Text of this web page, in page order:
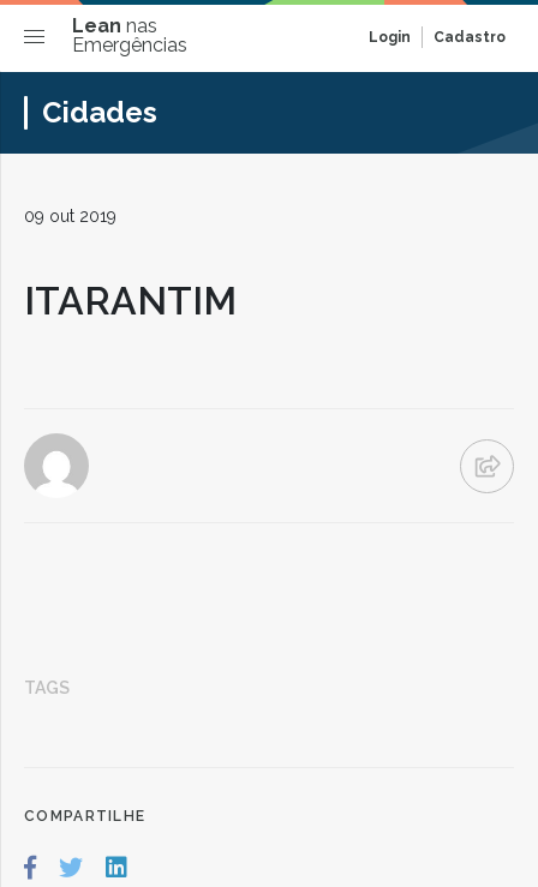
Lean nas
Emergências
Login Cadastro
Cidades
09 out 2019
ITARANTIM
TAGS
COMPARTILHE